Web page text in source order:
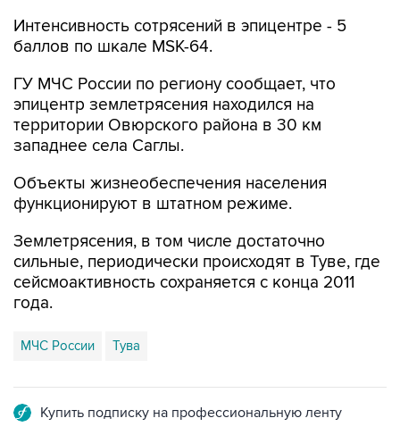
Интенсивность сотрясений в эпицентре - 5
баллов по шкале MSK-64.
ГУ МЧС России по региону сообщает, что
эпицентр землетрясения находился на
территории Овюрского района в 30 км
западнее села Саглы.
Объекты жизнеобеспечения населения
функционируют в штатном режиме.
Землетрясения, в том числе достаточно
сильные, периодически происходят в Туве, где
сейсмоактивность сохраняется с конца 2011
года.
МЧС России Тува
Купить подписку на профессиональную ленту